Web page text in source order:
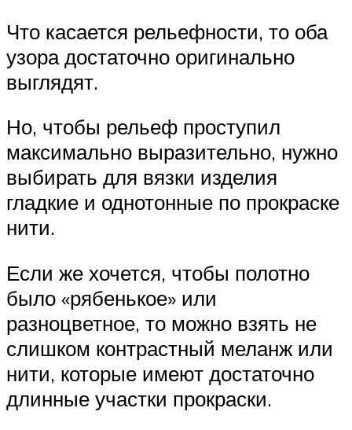
Что касается рельефности, то оба
узора достаточно оригинально
выглядят.
Но, чтобы рельеф проступил
максимально выразительно, нужно
выбирать для вязки изделия
гладкие и однотонные по прокраске
нити.
Если же хочется, чтобы полотно
было «рябенькое» или
разноцветное, то можно взять не
слишком контрастный меланж или
нити, которые имеют достаточно
длинные участки прокраски.